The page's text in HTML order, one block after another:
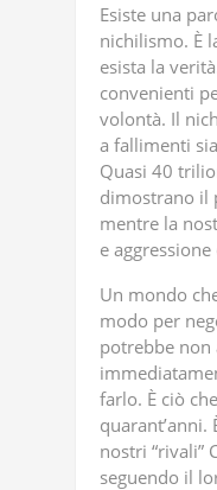
Esiste una
nichilismo. È
esista la
convenienti
volontà. Il
a fallimenti
Quasi 40
dimostrano il
mentre la
e
Un mondo
modo per
potrebbe non
farlo. È ciò
quarant’anni.
nostri “rivali”
seguendo il